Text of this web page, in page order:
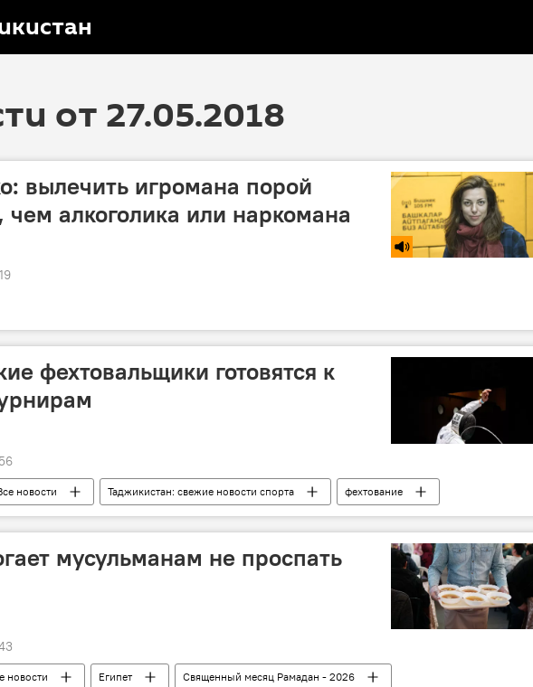
от 27.05.2018
вылечить игромана порой
чем алкоголика или наркомана
фехтовальщики готовятся к
новости Таджикистан: свежие новости спорта
фехтование
мусульманам не проспать
новости Египет Священный месяц Рамадан - 2026